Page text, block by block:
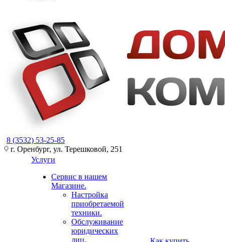
8 (3532) 53-25-85
г. Оренбург, ул. Терешковой, 251
Услуги
Сервис в нашем
Магазине.
Настройка
приобретаемой
техники.
Обслуживание
юридических
лиц.